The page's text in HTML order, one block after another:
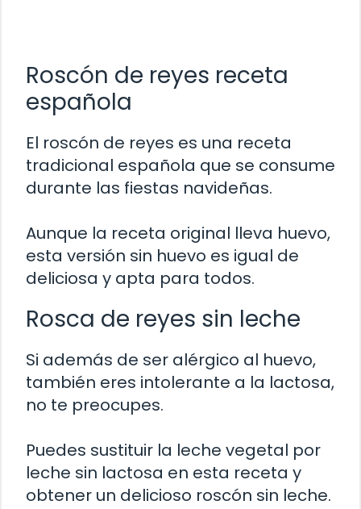
Roscón de reyes receta
española
El roscón de reyes es una receta
tradicional española que se consume
durante las fiestas navideñas.
Aunque la receta original lleva huevo,
esta versión sin huevo es igual de
deliciosa y apta para todos.
Rosca de reyes sin leche
Si además de ser alérgico al huevo,
también eres intolerante a la lactosa,
no te preocupes.
Puedes sustituir la leche vegetal por
leche sin lactosa en esta receta y
obtener un delicioso roscón sin leche.